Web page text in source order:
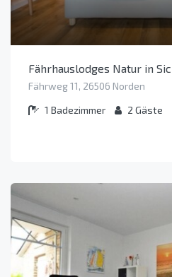
Fährhauslodges Natur in
Fährweg 11, 26506 Norden
1 Badezimmer 2 Gäste